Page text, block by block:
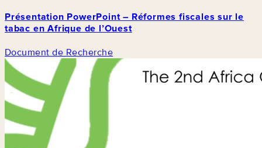
Présentation PowerPoint – Réformes fiscales sur le
tabac en Afrique de l’Ouest
Document de Recherche